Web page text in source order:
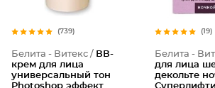
(739)
Белита - Витекс / ВВ-
крем для лица
универсальный тон
(19)
Белита -
для лица
декольте